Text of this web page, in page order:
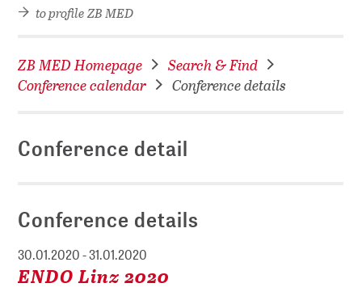
to profile ZB MED
ZB MED Homepage
Search & Find
Conference calendar
Conference details
Conference detail
Conference details
30.01.2020 - 31.01.2020
ENDO Linz 2020